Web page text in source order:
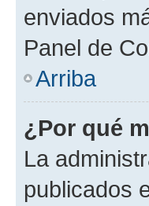
enviados
Panel de
Arriba
¿Por qué
La
publicados